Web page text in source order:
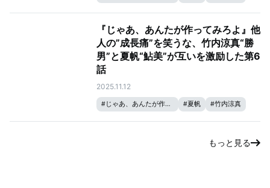
『じゃあ、あんたが作ってみろよ』他
人の”成長痛”を笑うな、竹内涼真“勝
男”と夏帆“鮎美”が互いを激励した第6
話
2025.11.12
#じゃあ、あんたが作ってみろよ #夏帆 #竹内涼真
もっと見る